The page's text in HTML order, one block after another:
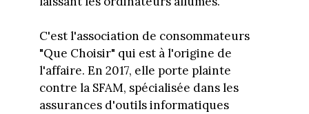
C'est l'association de consommateurs
"Que Choisir" qui est à l'origine de
l'affaire. En 2017, elle porte plainte
contre la SFAM, spécialisée dans les
assurances d'outils informatiques